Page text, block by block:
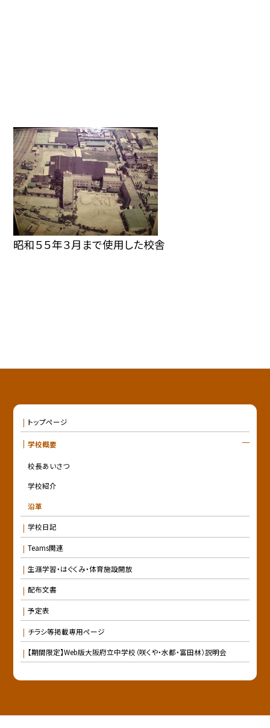
昭和５５年３月まで使用した校舎
トップページ
学校概要
校長あいさつ
学校紹介
沿革
学校日記
Teams関連
生涯学習・はぐくみ・体育施設開放
配布文書
予定表
チラシ等掲載専用ページ
【期間限定】Web版大阪府立中学校（咲くや・水都・富田林）説明会